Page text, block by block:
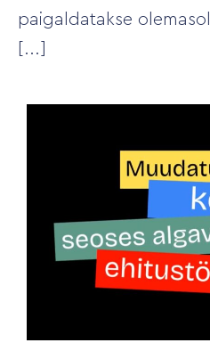
paigaldatakse